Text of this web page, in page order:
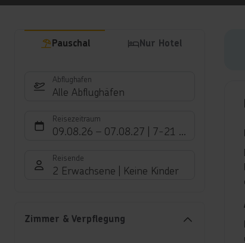
Pauschal Nur Hotel
Abflughafen
Alle Abflughäfen
Reisezeitraum
09.08.26 – 07.08.27 7-21 Nächte
Reisende
2 Erwachsene Keine Kinder
Zimmer & Verpflegung